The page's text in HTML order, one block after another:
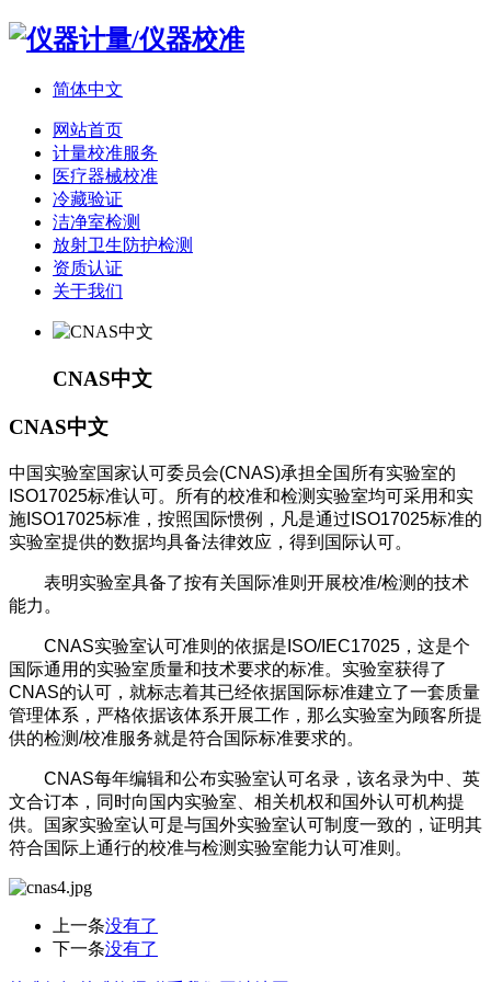
简体中文
网站首页
计量校准服务
医疗器械校准
冷藏验证
洁净室检测
放射卫生防护检测
资质认证
关于我们
CNAS中文
CNAS中文
中国实验室国家认可委员会(CNAS)承担全国所有实验室的
ISO17025标准认可。所有的校准和检测实验室均可采用和实
施ISO17025标准，按照国际惯例，凡是通过ISO17025标准的
实验室提供的数据均具备法律效应，得到国际认可。
表明实验室具备了按有关国际准则开展校准/检测的技术
能力。
CNAS实验室认可准则的依据是ISO/IEC17025，这是个
国际通用的实验室质量和技术要求的标准。实验室获得了
CNAS的认可，就标志着其已经依据国际标准建立了一套质量
管理体系，严格依据该体系开展工作，那么实验室为顾客所提
供的检测/校准服务就是符合国际标准要求的。
CNAS每年编辑和公布实验室认可名录，该名录为中、英
文合订本，同时向国内实验室、相关机权和国外认可机构提
供。国家实验室认可是与国外实验室认可制度一致的，证明其
符合国际上通行的校准与检测实验室能力认可准则。
上一条没有了
下一条没有了